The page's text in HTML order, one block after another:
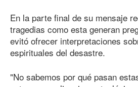
En la parte final de su mensaje
tragedias como esta generan
evitó ofrecer interpretaciones
espirituales del desastre.
"No sabemos por qué pasan